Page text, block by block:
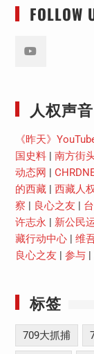
FOLLOW
人权声音
《昨天》
国史料| 南方街
动态网 |
的西藏| 西藏人
察 | 良心之友 |
许志永 | 新公民
藏行动中心| 维
良心之友 | 参与|
标签
709大抓捕